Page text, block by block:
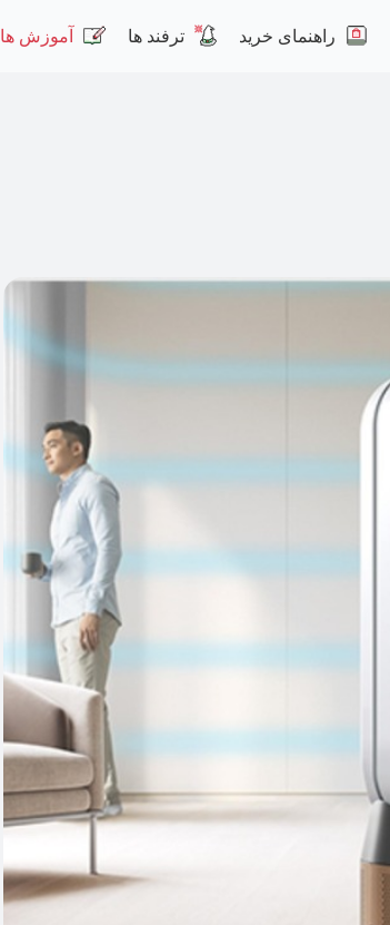
راهنمای خرید ترفند ها آموزش ها